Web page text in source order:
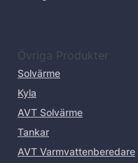
Övriga Produkter
Solvärme
Kyla
AVT Solvärme
Tankar
AVT Varmvattenberedare